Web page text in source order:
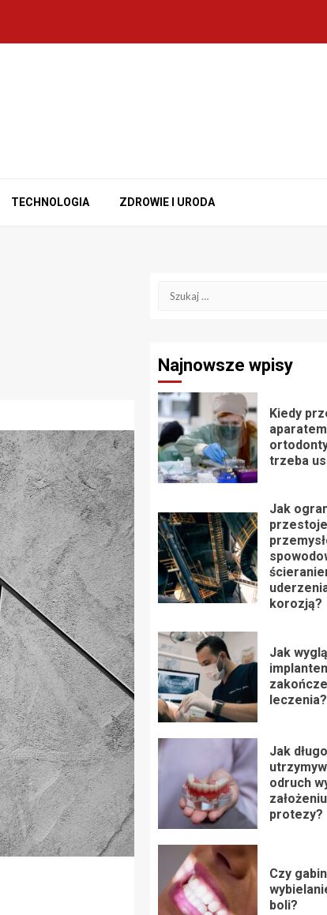
TECHNOLOGIA ZDROWIE I URODA
Szukaj:
Najnowsze wpisy
Kiedy
aparatem
trzeba
Jak
korozją?
Jak
leczenia?
Jak
odruch
protezy?
Czy
boli?